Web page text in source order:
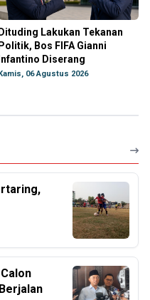
Dituding Lakukan Tekanan
Politik, Bos FIFA Gianni
Infantino Diserang
Kamis, 06 Agustus 2026